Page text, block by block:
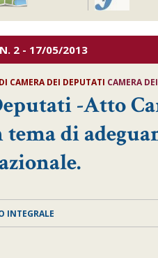
N. 2 - 17/05/2013
DI CAMERA DEI DEPUTATI CAMERA
-Atto
tema di
INTEGRALE